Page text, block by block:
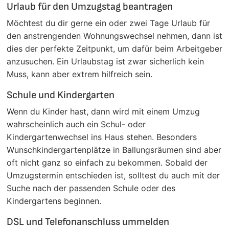
Urlaub für den Umzugstag beantragen
Möchtest du dir gerne ein oder zwei Tage Urlaub für
den anstrengenden Wohnungswechsel nehmen, dann ist
dies der perfekte Zeitpunkt, um dafür beim Arbeitgeber
anzusuchen. Ein Urlaubstag ist zwar sicherlich kein
Muss, kann aber extrem hilfreich sein.
Schule und Kindergarten
Wenn du Kinder hast, dann wird mit einem Umzug
wahrscheinlich auch ein Schul- oder
Kindergartenwechsel ins Haus stehen. Besonders
Wunschkindergartenplätze in Ballungsräumen sind aber
oft nicht ganz so einfach zu bekommen. Sobald der
Umzugstermin entschieden ist, solltest du auch mit der
Suche nach der passenden Schule oder des
Kindergartens beginnen.
DSL und Telefonanschluss ummelden